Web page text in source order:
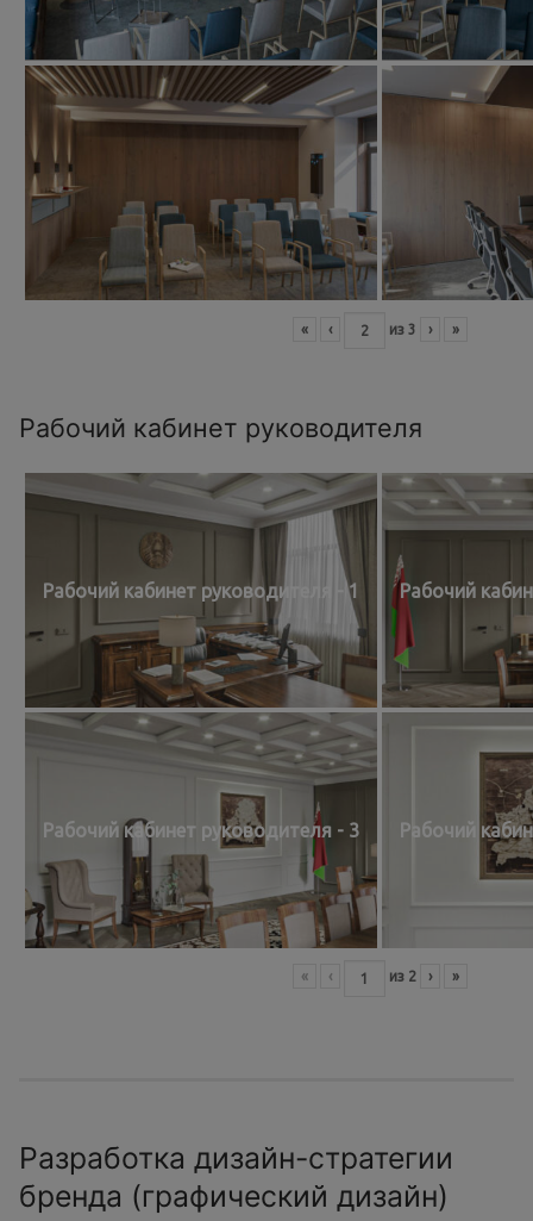
« ‹ из 3 › »
Рабочий кабинет руководителя
Рабочий кабинет руководителя - 1 Рабочий
Рабочий кабинет руководителя - 3 Рабочий
« ‹ из 2 › »
Разработка дизайн-стратегии
бренда (графический дизайн)